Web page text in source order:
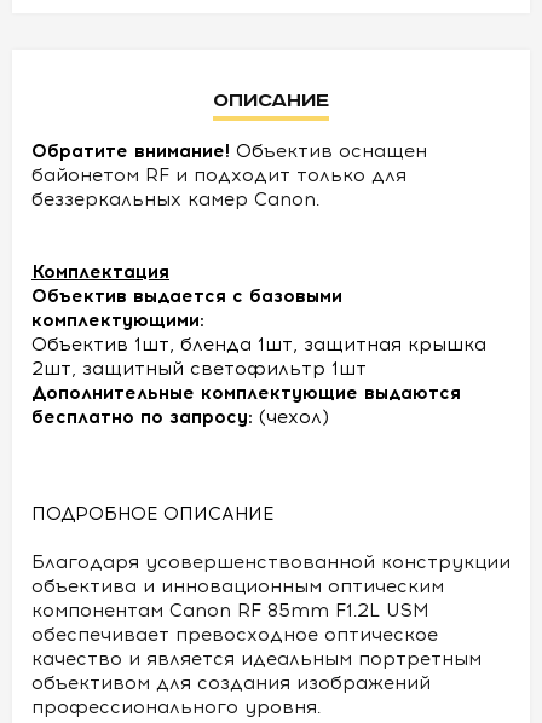
НАС
КОНТАКТЫ
Описание
Обратите внимание! Объектив оснащен
байонетом RF и подходит только для
беззеркальных камер Canon.
Комплектация
Объектив выдается с базовыми
комплектующими:
Объектив 1шт, бленда 1шт, защитная крышка
2шт, защитный светофильтр 1шт
Дополнительные комплектующие выдаются
бесплатно по запросу: (чехол)
ПОДРОБНОЕ ОПИСАНИЕ
Благодаря усовершенствованной конструкции
объектива и инновационным оптическим
компонентам Canon RF 85mm F1.2L USM
обеспечивает превосходное оптическое
качество и является идеальным портретным
объективом для создания изображений
профессионального уровня.